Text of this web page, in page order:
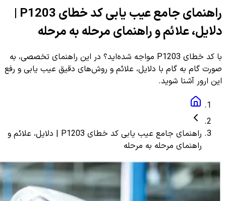
راهنمای جامع عیب یابی کد خطای P1203 |
دلایل، علائم و راهنمای مرحله به مرحله
با کد خطای P1203 مواجه شده‌اید؟ در این راهنمای تخصصی، به
صورت گام به گام با دلایل، علائم و روش‌های دقیق عیب یابی و رفع
این ارور آشنا شوید.
راهنمای جامع عیب یابی کد خطای P1203 | دلایل، علائم و
راهنمای مرحله به مرحله